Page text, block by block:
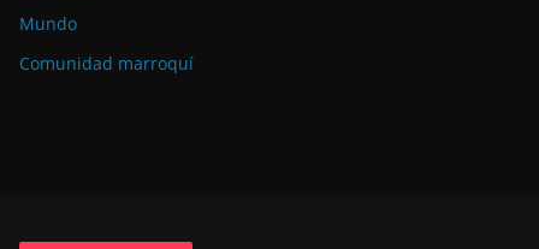
Mundo
Comunidad marroquí